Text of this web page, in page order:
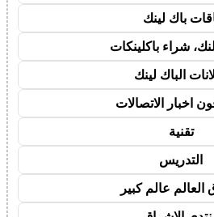
باك لينك
شراء باكلينكات
الباك لينك
اخبار الاتصالات
تقنية
التدريس
العالم عالم كبير